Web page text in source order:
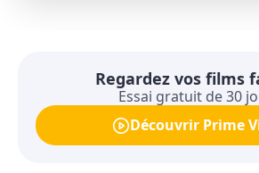
Regardez vos films
Essai gratuit de 30
Découvrir Prime